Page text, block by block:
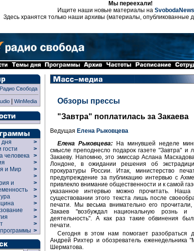
Мы переехали!
Ищите наши новые материалы на
Здесь хранятся только наши архивы (материалы, опубликованные
Свобода
| WinMedia
>
>
человека >
>
и Мир
>
>
и
>
>
>
>
>
>
>
>
Обзоры прессы
"Завтра" поплатилась за Закаева
Ведущая Елена Рыковцева
Елена Рыковцева: На минувшей неделе
смысле преподнесло подарок газете "Завтра" и
Закаеву. Напомню, это эмиссар Аслана
Лондоне, в ожидании решения об
прокуратуры России. Итак, министерство
предупреждение за публикацию интервью с
привлекло внимание общественности и к самой
указанное интервью можно прочитать.
существовании этого текста лишь после
печати. Мы весьма внимательно его
Закаев "возбуждал национальную рознь и
деятельность". А как раз такие обвинения
печати.
Сегодня в этом нам помогает разобраться
Андрей Рихтер и обозреватель еженедельника
Шерматова.